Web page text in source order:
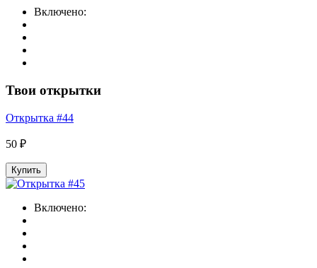
Включено:
Твои открытки
Открытка #44
50 ₽
Купить
Включено: